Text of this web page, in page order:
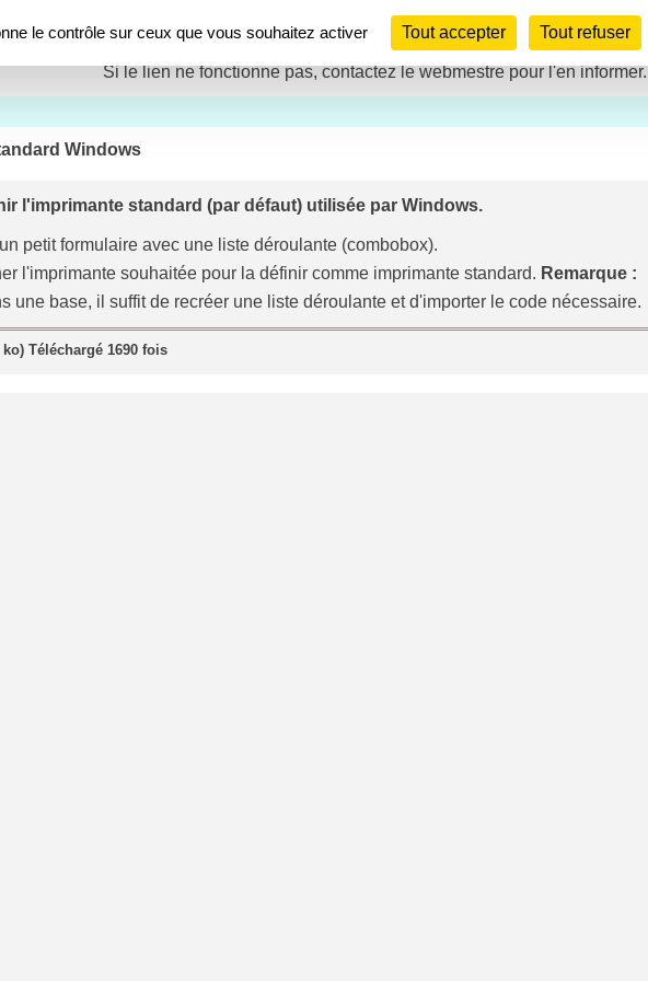
Si le lien ne fonctionne pas, contactez le webmestre pour l'en informer.
Windows
l'imprimante standard (par défaut) utilisée par Windows.
petit formulaire avec une liste déroulante (combobox).
l'imprimante souhaitée pour la définir comme imprimante standard. Remarque :
une base, il suffit de recréer une liste déroulante et d'importer le code nécessaire.
Téléchargé 1690 fois
le contrôle sur ceux que vous souhaitez activer
Tout accepter Tout refuser